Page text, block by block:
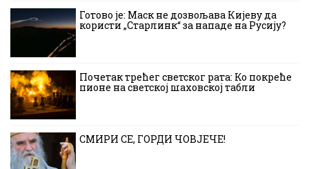
Готово је: Маск не дозвољава Кијеву да
користи „Старлинк“ за нападе на Русију?
Почетак трећег светског рата: Ко покреће
пионе на светској шаховској табли
СМИРИ СЕ, ГОРДИ ЧОВЈЕЧЕ!